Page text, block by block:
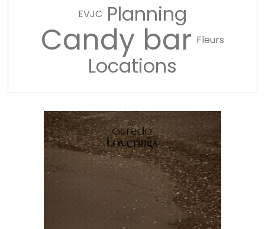
EVJC Planning
Candy bar Fleurs
Locations